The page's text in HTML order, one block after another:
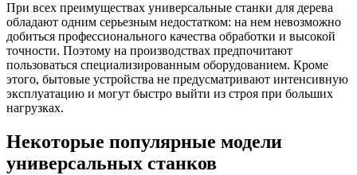
При всех преимуществах универсальные станки для дерева
обладают одним серьезным недостатком: на нем невозможно
добиться профессионального качества обработки и высокой
точности. Поэтому на производствах предпочитают
пользоваться специализированным оборудованием. Кроме
этого, бытовые устройства не предусматривают интенсивную
эксплуатацию и могут быстро выйти из строя при больших
нагрузках.
Некоторые популярные модели
универсальных станков